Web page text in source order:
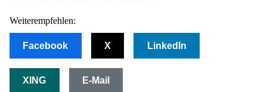
Weiterempfehlen:
Facebook X LinkedIn
XING E-Mail